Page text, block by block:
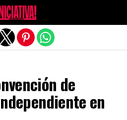
de
en
la versión móvil